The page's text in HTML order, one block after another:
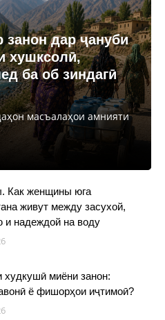
занон дар ҷануби
хушксолӣ,
ба об зиндагӣ
масъалаҳои амнияти
Как женщины юга
живут между засухой,
и надеждой на воду
худкушӣ миёни занон:
ё фишорҳои иҷтимоӣ?